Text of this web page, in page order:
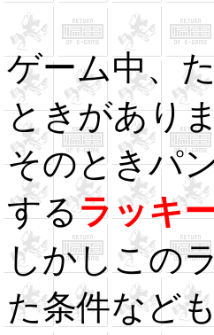
ゲーム中、
ときがあり
そのときパ
するラッキ
しかしこの
た条件など